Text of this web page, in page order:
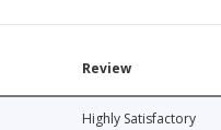
Review
Highly Satisfactory